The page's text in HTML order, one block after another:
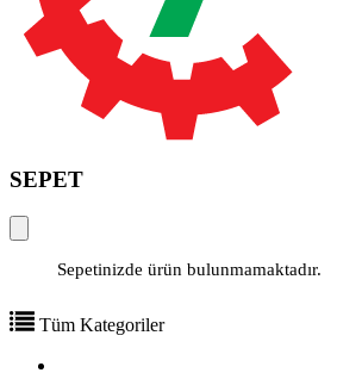
SEPET
Sepetinizde ürün bulunmamaktadır.
Tüm Kategoriler